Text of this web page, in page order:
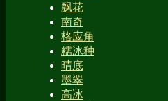
飘花
南奇
格应角
糯冰种
晴底
墨翠
高冰